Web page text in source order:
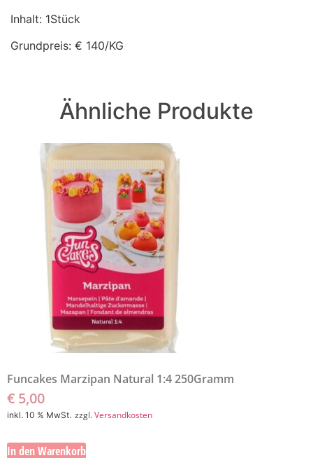
Inhalt: 1Stück
Grundpreis: € 140/KG
Ähnliche Produkte
Funcakes Marzipan Natural 1:4 250Gramm
€ 5,00
inkl. 10 % MwSt. zzgl.Versandkosten
In den Warenkorb